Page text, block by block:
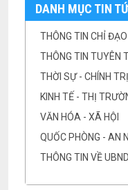
DANH MỤC TIN
THÔNG TIN CHỈ
THÔNG TIN TUYÊN
THỜI SỰ - CHÍNH TRỊ
KINH TẾ - THỊ
VĂN HÓA - XÃ HỘI
QUỐC PHÒNG - AN
THÔNG TIN VỀ